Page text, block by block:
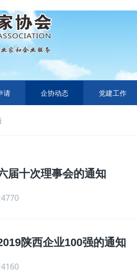
请 企协动态 党建工作
届十次理事会的通知
陕西企业100强的通知